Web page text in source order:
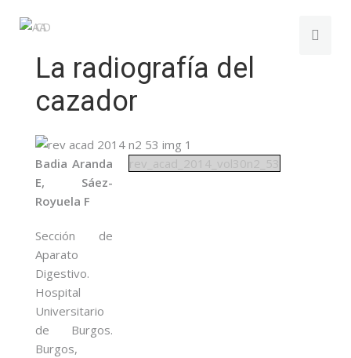
La radiografía del
cazador
Badia Aranda
E, Sáez-
Royuela F
Sección de
Aparato
Digestivo.
Hospital
Universitario
de Burgos.
Burgos,
rev_acad_2014_vol30n2_53